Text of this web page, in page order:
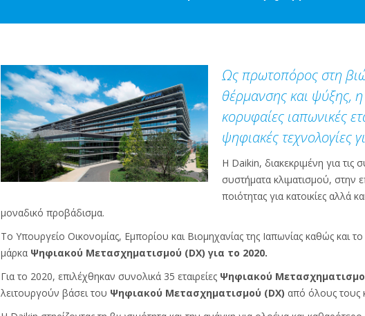
Ως πρωτοπόρος στη
θέρμανσης και ψύξης,
κορυφαίες ιαπωνικές
ψηφιακές τεχνολογίες
Η Daikin, διακεκριμένη για τις
συστήματα κλιματισμού, στην
ποιότητας για κατοικίες αλλά
μοναδικό προβάδισμα.
Tο Υπουργείο Οικονομίας, Εμπορίου και Βιομηχανίας της Ιαπωνίας καθώς και
μάρκα Ψηφιακού Μετασχηματισμού (DX) για το 2020.
Για το 2020, επιλέχθηκαν συνολικά 35 εταιρείες Ψηφιακού
λειτουργούν βάσει του Ψηφιακού Μετασχηματισμού (DX) από όλους τους